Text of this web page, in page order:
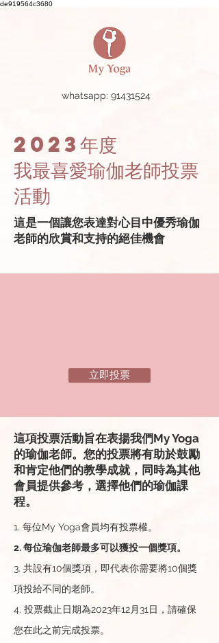
de919564c3680
whatsapp: 91431524
2023年度
我最喜愛瑜伽老師投票
活動
這是一個讓您表達對心目中優秀瑜伽
老師的欣賞和支持的絕佳機會
立即投票
這項投票活動旨在表揚我們My Yoga
的瑜伽老師。您的投票將有助於鼓勵
和肯定他們的教學成就，同時為其他
會員提供參考，選擇他們的瑜伽課
程。
1. 每位My Yoga會員均有投票權。
2. 每位瑜伽老師最多可以獲投一個獎項。
3. 共設有10個獎項，即代表你需要將10個獎
項投給不同的老師。
4. 投票截止日期為2023年12月31日，請確保
您在此之前完成投票。